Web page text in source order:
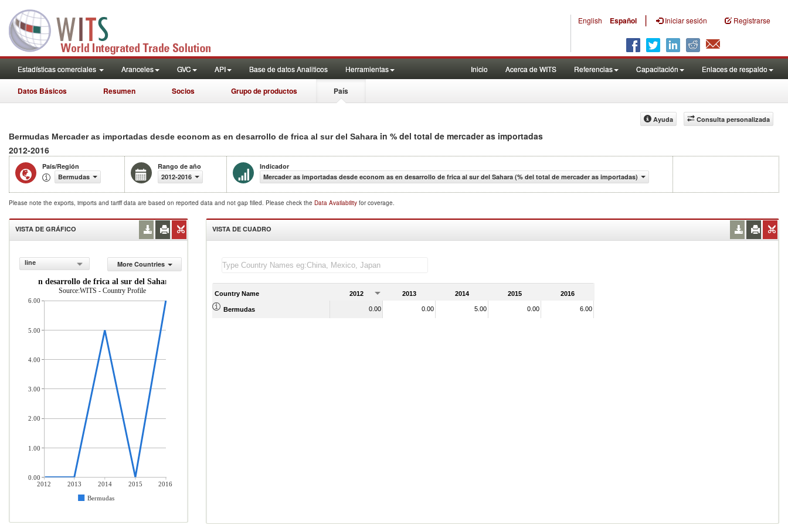
English Español | Iniciar sesión Registrarse
Estadísticas comerciales Aranceles GVC API Base de datos Analiticos Herramientas Inicio Acerca de WITS Referencias Capacitación Enlaces de respaldo
Datos Básicos Resumen Socios Grupo de productos País
Consulta personalizada
Ayuda
Bermudas Mercader as importadas desde econom as en desarrollo de frica al sur del Sahara in % del total de mercader as importadas
2012-2016
País/Región
Bermudas
Rango de año
2012-2016
Indicador
Mercader as importadas desde econom as en desarrollo de frica al sur del Sahara (% del total de mercader as importadas)
Please note the exports, imports and tariff data are based on reported data and not gap filled. Please check the Data Availability for coverage.
VISTA DE GRÁFICO
line
More Countries
Mercader as importadas desde econom as en desarrollo de frica al sur del Sahara (% del total de mercader as importadas)
Source:WITS - Country Profile
2012 2013 2014 2015
2016
Bermudas
6.00
5.00
4.00
3.00
2.00
1.00
0.00
VISTA DE CUADRO
Country Name 2012 2013 2014 2015 2016
Bermudas 0.00 0.00 5.00 0.00 6.00